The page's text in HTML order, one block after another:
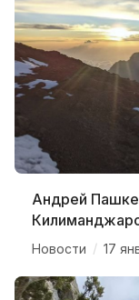
Андрей
Новости / 17